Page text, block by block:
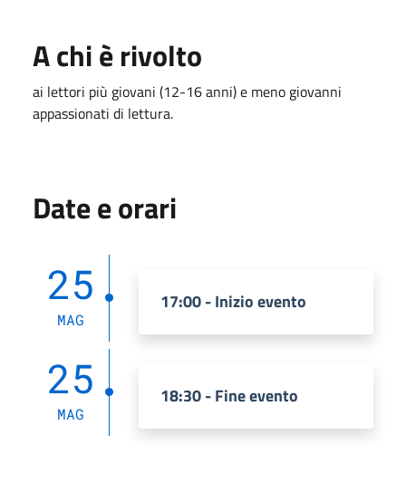
A chi è rivolto
ai lettori più giovani (12-16 anni) e meno giovanni
appassionati di lettura.
Date e orari
25
MAG
17:00 - Inizio evento
25
MAG
18:30 - Fine evento